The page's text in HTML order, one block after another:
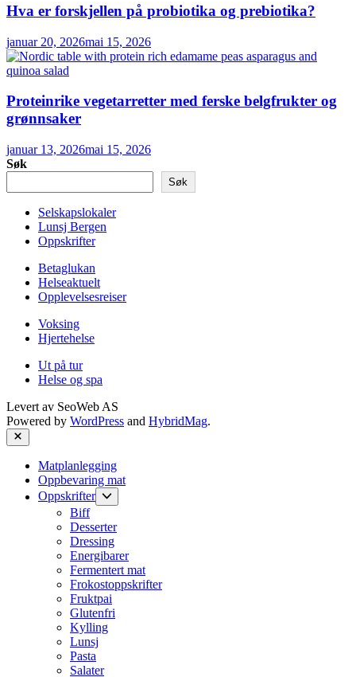
Hva er forskjellen på probiotika og prebiotika?
januar 20, 2026mai 15, 2026
Proteinrike vegetarretter med ferske belgfrukter og
grønnsaker
januar 13, 2026mai 15, 2026
Søk
Søk
Selskapslokaler
Lunsj Bergen
Oppskrifter
Betaglukan
Helseaktuelt
Opplevelsesreiser
Voksing
Hjertehelse
Ut på tur
Helse og spa
Levert av SeoWeb AS
Powered by WordPress and HybridMag.
Close
Matplanlegging
Oppbevaring mat
Oppskrifter
Show
sub
Biff
Desserter
Dressing
Energibarer
Fermentert mat
Frokostoppskrifter
Fruktpai
Glutenfri
Kylling
Lunsj
Pasta
Salater